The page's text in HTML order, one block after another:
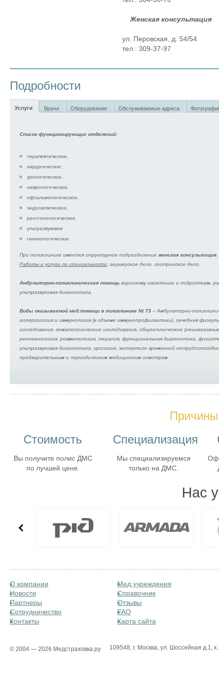
Женская консультация
ул. Перовская, д. 54/54
тел.: 309-37-97
Подробности
Услуги Врачи Оборудование Обслуживаемые адреса
Список функционирующих отделений:
терапевтическое,
хирургическое,
урологическое,
неврологическое,
офтальмологическое,
эндоскопическое,
рентгенологическое,
ультразвуковое
гинекологическое.
При поликлинике имеется структурное подразделение женская консультация
Работы и услуги по специальности: акушерское дело, сестринское дело.
Амбулаторно-поликлиническая помощь
ультразвуковая диагностика.
Виды оказываемой мед.помощи в поликлинике № 73
аллергология и иммунология (в объеме иммунопрофилактики), лечебная физкультура, инфекционные болезни, клиническая лабораторная диагностика: биохимические
исследования, гематологические исследования, общеклинические (неинвазивные) методы исследования, кардиология, неврология, отоларингология, офтальмология,
рентгенология, ревматология, терапия, функциональная диагностика, физиотерапия, хирургия, эндоскопия, эндокринология, стоматология, стоматология терапевтическая,
ультразвуковая диагностика, урология, экспертизе временной нетрудоспособности, экспертизе (контролю) качества медицинской помощи, экспертизе профпригодности,
предварительным и периодическим медицинским осмотрам.
Стоимость
Вы получите полис ДМС
по лучшей цене.
Специализация
Мы специализируемся
только на ДМС.
Нас
О компании
Новости
Партнеры
Сотрудничество
Контакты
Мед.учреждения
Справочник
Отзывы
FAQ
Карта сайта
© 2004 — 2026 Медстраховка.ру 109548, г. Москва, ул. Шоссейная д.1,